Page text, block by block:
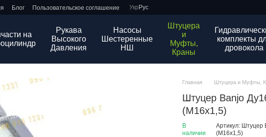
Блог Пользовательское соглашение Укр Рус
на
Рукава
Высокого
Давления
Насосы
Шестеренные
НШ
Штуцера
и
Муфты,
Краны
комплекты
дровокола
Главная Штуцера и Муфты,
Штуцер Banjo
(М16х1,5)
В
наличии
Артикул: Штуцер
(М16х1,5)